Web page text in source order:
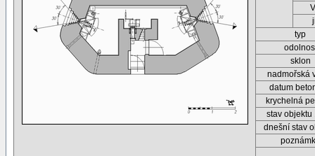
typ
sklon
nadmořská
datum
krychelná
stav objektu
dnešní stav